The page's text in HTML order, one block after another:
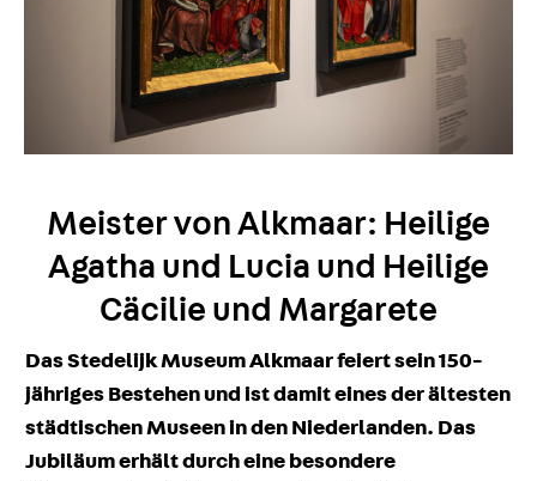
Meister von Alkmaar: Heilige
Agatha und Lucia und Heilige
Cäcilie und Margarete
Das Stedelijk Museum Alkmaar feiert sein 150-
jähriges Bestehen und ist damit eines der ältesten
städtischen Museen in den Niederlanden. Das
Jubiläum erhält durch eine besondere